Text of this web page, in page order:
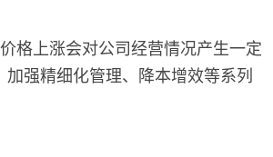
上涨会对公司经营情况产生一定
强精细化管理、降本增效等系列